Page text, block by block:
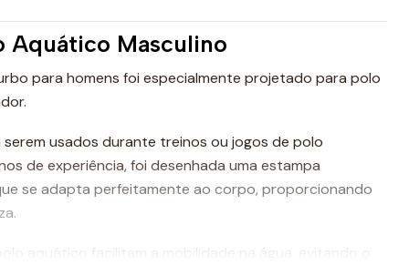
Aquático Masculino
para homens foi especialmente projetado para polo
usados durante treinos ou jogos de polo
de experiência, foi desenhada uma estampa
se adapta perfeitamente ao corpo, proporcionando
aquático facilitam a mobilidade na água, evitando o